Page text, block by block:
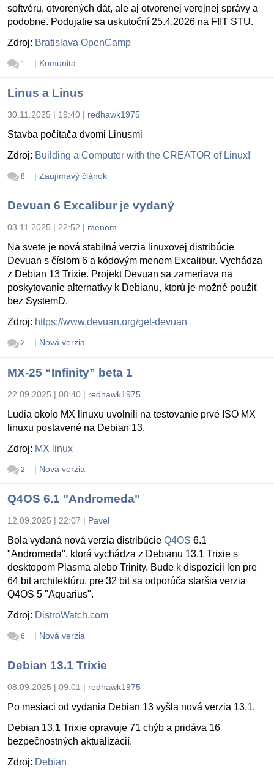
softvéru, otvorených dát, ale aj otvorenej verejnej správy a
podobne. Podujatie sa uskutoční 25.4.2026 na FIIT STU.
Zdroj: Bratislava OpenCamp
1 | Komunita
Linus a Linus
30.11.2025 | 19:40 | redhawk1975
Stavba počítača dvomi Linusmi
Zdroj: Building a Computer with the CREATOR of Linux!
8 | Zaujímavý článok
Devuan 6 Excalibur je vydaný
03.11.2025 | 22:52 | menom
Na svete je nová stabilná verzia linuxovej distribúcie
Devuan s číslom 6 a kódovým menom Excalibur. Vychádza
z Debian 13 Trixie. Projekt Devuan sa zameriava na
poskytovanie alternatívy k Debianu, ktorú je možné použiť
bez SystemD.
Zdroj: https://www.devuan.org/get-devuan
2 | Nová verzia
MX-25 “Infinity” beta 1
22.09.2025 | 08:40 | redhawk1975
Ludia okolo MX linuxu uvolnili na testovanie prvé ISO MX
linuxu postavené na Debian 13.
Zdroj: MX linux
2 | Nová verzia
Q4OS 6.1 "Andromeda"
12.09.2025 | 22:07 | Pavel
Bola vydaná nová verzia distribúcie Q4OS 6.1
"Andromeda", ktorá vychádza z Debianu 13.1 Trixie s
desktopom Plasma alebo Trinity. Bude k dispozícii len pre
64 bit architektúru, pre 32 bit sa odporúča staršia verzia
Q4OS 5 "Aquarius".
Zdroj: DistroWatch.com
6 | Nová verzia
Debian 13.1 Trixie
08.09.2025 | 09:01 | redhawk1975
Po mesiaci od vydania Debian 13 vyšla nová verzia 13.1.
Debian 13.1 Trixie opravuje 71 chýb a pridáva 16
bezpečnostných aktualizácií.
Zdroj: Debian